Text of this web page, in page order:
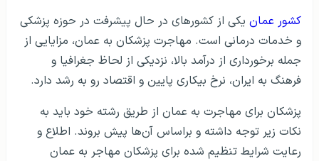
کشور عمان یکی از کشورهای در حال پیشرفت در حوزه پزشکی
و خدمات درمانی است. مهاجرت پزشکان به عمان، مزایایی از
جمله برخورداری از درآمد بالا، نزدیکی از لحاظ جغرافیا و
فرهنگ به ایران، نرخ بیکاری پایین و اقتصاد رو به رشد دارد.
پزشکان برای مهاجرت به عمان از طریق رشته خود باید به
نکات زیر توجه داشته و براساس آن‌ها پیش بروند. اطلاع و
رعایت شرایط تنظیم شده برای پزشکان مهاجر به عمان